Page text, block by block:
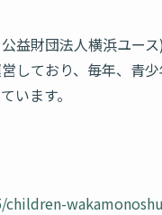
益財団法人横浜ユー
しており、毎年、青
います。